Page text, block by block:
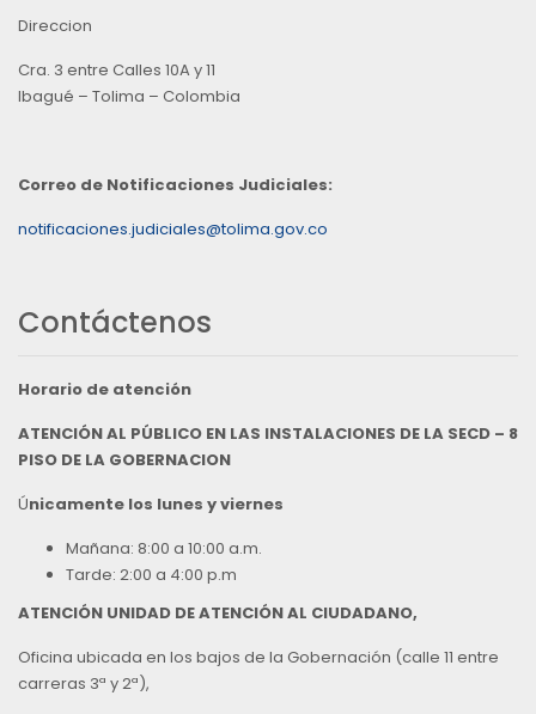
Direccion
Cra. 3 entre Calles 10A y 11
Ibagué – Tolima – Colombia
Correo de Notificaciones Judiciales:
notificaciones.judiciales@tolima.gov.co
Contáctenos
Horario de atención
ATENCIÓN AL PÚBLICO EN LAS INSTALACIONES DE LA SECD – 8
PISO DE LA GOBERNACION
Únicamente los lunes y viernes
Mañana: 8:00 a 10:00 a.m.
Tarde: 2:00 a 4:00 p.m
ATENCIÓN UNIDAD DE ATENCIÓN AL CIUDADANO,
Oficina ubicada en los bajos de la Gobernación (calle 11 entre
carreras 3ª y 2ª),